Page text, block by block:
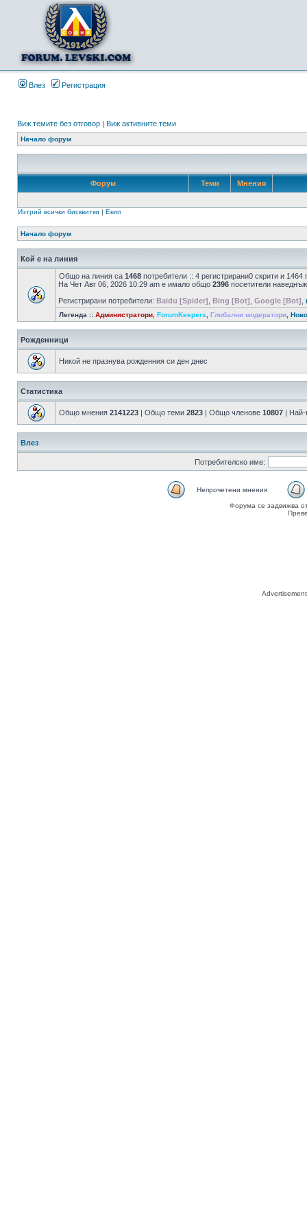
Влез Регистрация
Виж темите без отговор | Виж активните теми
Начало форум
Форум Теми Мнения
Изтрий всички бисквитки | Екип
Начало форум
Кой е на линия
Общо на линия са 1468 потребители :: 4 регистрирани0 скрити и
На Чет Авг 06, 2026 10:29 am е имало общо 2396 посетители
Регистрирани потребители: Baidu [Spider] Bing [Bot] Google [Bot]
Легенда :: Администратори ForumKeepers Глобални модератори
Рожденници
Никой не празнува рожденния си ден днес
Статистика
Общо мнения 2141223 | Общо теми 2823 | Общо членове 10807 |
Влез
Потребителско име:
Непрочетени мнения
Форума се задвижва